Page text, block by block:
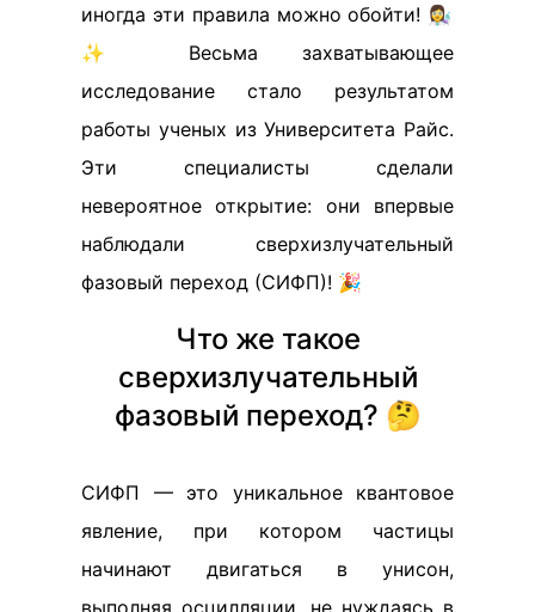
иногда эти правила можно обойти! 👩‍🔬
✨ Весьма захватывающее
исследование стало результатом
работы ученых из Университета Райс.
Эти специалисты сделали
невероятное открытие: они впервые
наблюдали сверхизлучательный
фазовый переход (СИФП)! 🎉
Что же такое
сверхизлучательный
фазовый переход? 🤔
СИФП — это уникальное квантовое
явление, при котором частицы
начинают двигаться в унисон,
выполняя осцилляции, не нуждаясь в